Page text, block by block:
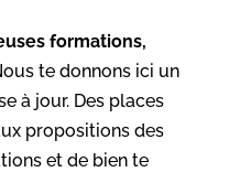
formations,
te donnons ici un
à jour. Des places
propositions des
et de bien te